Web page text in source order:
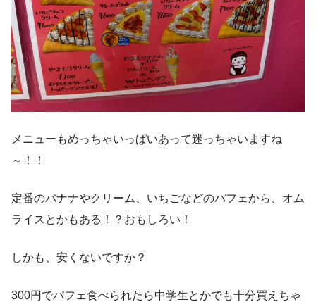
メニューもめっちゃいっぱいあって迷っちゃいますね
～！！
定番のバナナやクリーム、いちごなどのパフェから、オム
ライスとかもある！？おもしろい！
しかも、安くないですか？
300円でパフェ食べられたら中学生とかでも十分買えちゃ